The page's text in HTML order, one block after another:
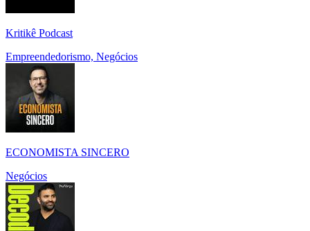
Kritikê Podcast
Empreendedorismo, Negócios
ECONOMISTA SINCERO
Negócios